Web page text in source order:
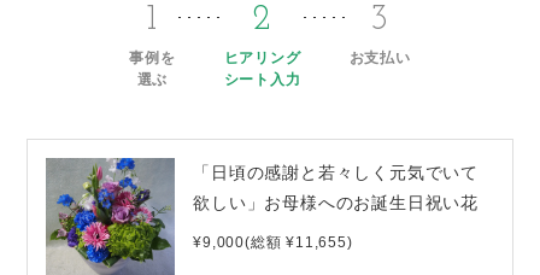
1
事例を
選ぶ
2
ヒアリング
シート入力
3
お支払い
「日頃の感謝と若々しく元気でいて
欲しい」お母様へのお誕生日祝い花
¥9,000(総額 ¥11,655)